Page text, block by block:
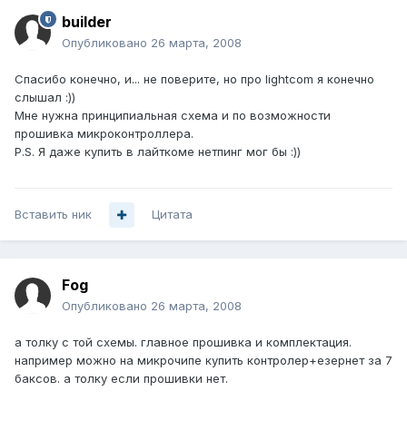
builder
Опубликовано 26 марта, 2008
Спасибо конечно, и... не поверите, но про lightcom я конечно
слышал :))
Мне нужна принципиальная схема и по возможности
прошивка микроконтроллера.
P.S. Я даже купить в лайткоме нетпинг мог бы :))
Вставить ник Цитата
Fog
Опубликовано 26 марта, 2008
а толку с той схемы. главное прошивка и комплектация.
например можно на микрочипе купить контролер+езернет за 7
баксов. а толку если прошивки нет.